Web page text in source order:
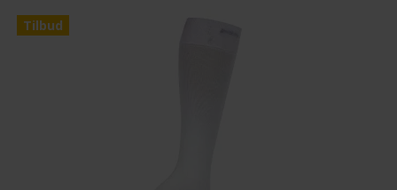
Tilbud